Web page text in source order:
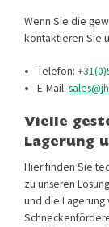
Wenn Sie die
kontaktieren Sie
Telefon:
E-Mail:
Vielle
Lagerung
Hier finden Sie
zu unseren
und die Lagerung